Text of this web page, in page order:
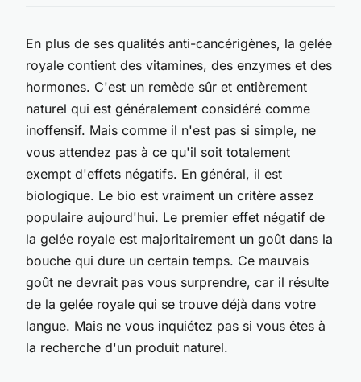
En plus de ses qualités anti-cancérigènes, la gelée
royale contient des vitamines, des enzymes et des
hormones. C'est un remède sûr et entièrement
naturel qui est généralement considéré comme
inoffensif. Mais comme il n'est pas si simple, ne
vous attendez pas à ce qu'il soit totalement
exempt d'effets négatifs. En général, il est
biologique. Le bio est vraiment un critère assez
populaire aujourd'hui. Le premier effet négatif de
la gelée royale est majoritairement un goût dans la
bouche qui dure un certain temps. Ce mauvais
goût ne devrait pas vous surprendre, car il résulte
de la gelée royale qui se trouve déjà dans votre
langue. Mais ne vous inquiétez pas si vous êtes à
la recherche d'un produit naturel.